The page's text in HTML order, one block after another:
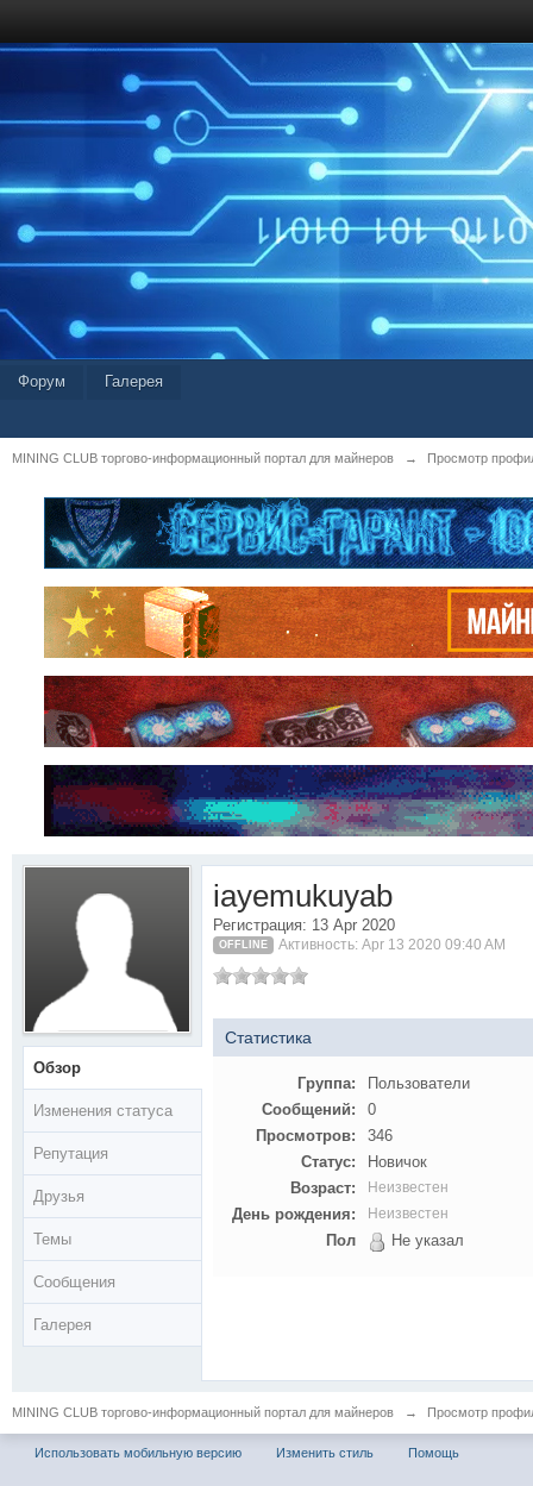
Форум Галерея
MINING CLUB торгово-информационный портал для майнеров → Просмотр
Обзор
Изменения статуса
Репутация
Друзья
Темы
Сообщения
Галерея
iayemukuyab
Регистрация: 13 Apr 2020
OFFLINE Активность: Apr 13 2020 09:40 AM
Статистика
Группа:
Пользователи
Сообщений:
0
Просмотров:
346
Статус:
Новичок
Возраст:
Неизвестен
День рождения: Неизвестен
Пол Не указал
MINING CLUB торгово-информационный портал для майнеров → Просмотр
Использовать мобильную версию Изменить стиль Помощь